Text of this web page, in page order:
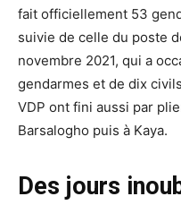
fait officiellement 53
suivie de celle du poste
novembre 2021, qui a
gendarmes et de dix
VDP ont fini aussi par
Barsalogho puis à Kaya.
Des jours